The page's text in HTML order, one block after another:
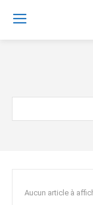
Aucun article à